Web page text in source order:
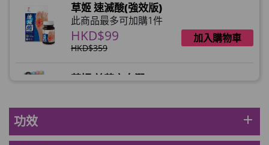
草姬 速滅酸(強效版)
此商品最多可加購1件
HKD$99
HKD$359
加入購物車
草姬 益菌之白潤
HKD$99 加入購物車
草姬 調經緊緻寶(27年2月到期)
功效 add